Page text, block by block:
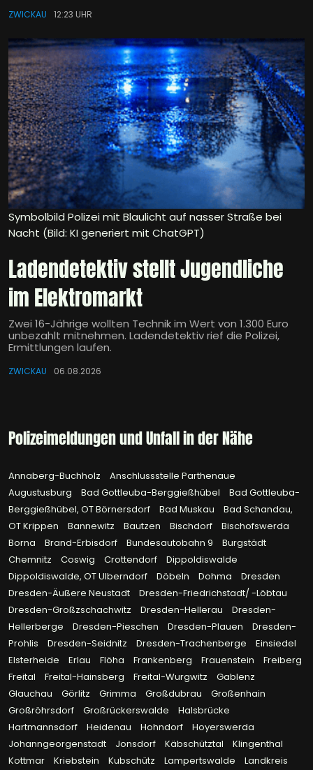
ZWICKAU 12:23 UHR
Symbolbild Polizei mit Blaulicht auf nasser Straße bei
Nacht (Bild: KI generiert mit ChatGPT)
Ladendetektiv stellt Jugendliche
im Elektromarkt
Zwei 16-Jährige wollten Technik im Wert von 1.300 Euro
unbezahlt mitnehmen. Ladendetektiv rief die Polizei,
Ermittlungen laufen.
ZWICKAU 06.08.2026
Polizeimeldungen und Unfall in der Nähe
Annaberg-Buchholz
Anschlussstelle Parthenaue
Augustusburg
Bad Gottleuba-Berggießhübel
Bad Gottleuba-
Berggießhübel, OT Börnersdorf
Bad Muskau
Bad Schandau,
OT Krippen
Bannewitz Bautzen Bischdorf
Bischofswerda
Borna
Brand-Erbisdorf Bundesautobahn 9
Burgstädt
Chemnitz
Coswig Crottendorf
Dippoldiswalde
Dippoldiswalde, OT Ulberndorf
Döbeln Dohma
Dresden
Dresden-Äußere Neustadt
Dresden-Friedrichstadt/ -Löbtau
Dresden-Großzschachwitz
Dresden-Hellerau
Dresden-
Hellerberge
Dresden-Pieschen Dresden-Plauen
Dresden-
Prohlis
Dresden-Seidnitz Dresden-Trachenberge
Einsiedel
Elsterheide
Erlau Flöha Frankenberg Frauenstein
Freiberg
Freital
Freital-Hainsberg Freital-Wurgwitz
Gablenz
Glauchau
Görlitz Grimma Großdubrau
Großenhain
Großröhrsdorf
Großrückerswalde
Halsbrücke
Hartmannsdorf
Heidenau Hohndorf
Hoyerswerda
Johanngeorgenstadt
Jonsdorf Käbschütztal
Klingenthal
Kottmar
Kriebstein Kubschütz Lampertswalde
Landkreis